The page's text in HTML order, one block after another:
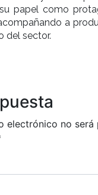
papel como
a
del sector.
electrónico no será